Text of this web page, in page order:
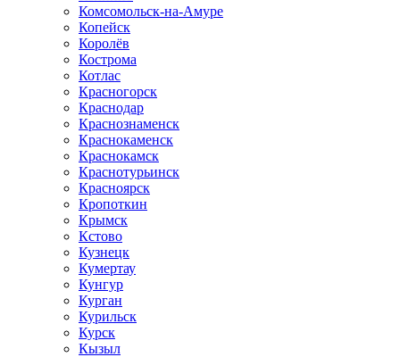
Комсомольск-на-Амуре
Копейск
Королёв
Кострома
Котлас
Красногорск
Краснодар
Краснознаменск
Краснокаменск
Краснокамск
Краснотурьинск
Красноярск
Кропоткин
Крымск
Кстово
Кузнецк
Кумертау
Кунгур
Курган
Курильск
Курск
Кызыл